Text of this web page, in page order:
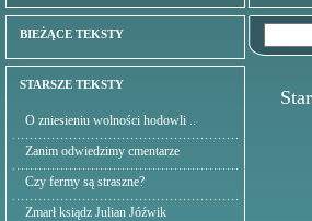
BIEŻĄCE TEKSTY
STARSZE TEKSTY
O zniesieniu wolności hodowli ..
Zanim odwiedzimy cmentarze
Czy fermy są straszne?
Zmarł ksiądz Julian Jóźwik